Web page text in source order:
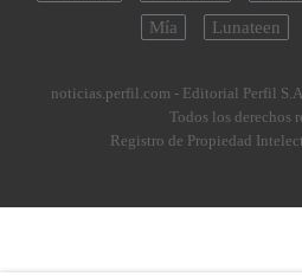
Mía
Lunateen
noticias.perfil.com - Editorial Perfil S.A.
Todos los derechos
Registro de Propiedad